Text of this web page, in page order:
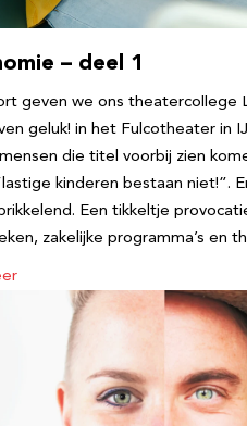
– deel 1
geven we ons theatercollege
geluk! in het Fulcotheater in
die titel voorbij zien
kinderen bestaan niet!”.
Een tikkeltje
zakelijke programma’s en